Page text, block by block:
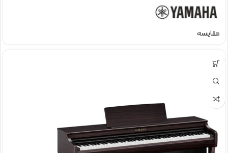
مقایسه